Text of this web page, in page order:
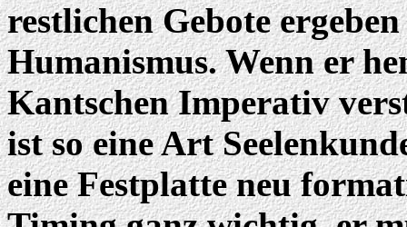
restlichen Gebote
Humanismus. Wenn er
Kantschen Imperativ
ist so eine Art
eine Festplatte neu